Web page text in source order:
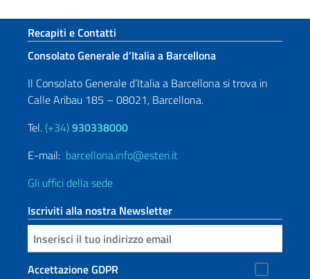
Sezione footer
Recapiti e Contatti
Consolato Generale d’Italia a Barcellona
Il Consolato Generale d’Italia a Barcellona si trova in
Calle Aribau 185 – 08021, Barcellona.
Tel. (+34) 930338000
E-mail: barcellona.info@esteri.it
Gli uffici della sede
Iscriviti alla nostra Newsletter
Inserisci la tua email
Accettazione GDPR